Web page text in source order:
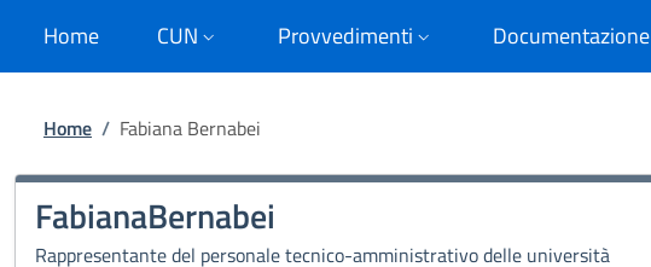
Home CUN Provvedimenti Documentazione
Briciole di pane
Home / Fabiana Bernabei
FabianaBernabei
Rappresentante del personale tecnico-amministrativo delle università